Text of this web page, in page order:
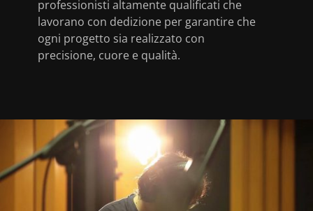
professionisti altamente qualificati che
lavorano con dedizione per garantire che
ogni progetto sia realizzato con
precisione, cuore e qualità.